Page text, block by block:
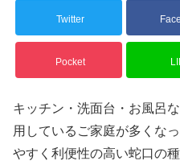
Twitter
Pocket
キッチン・洗面台・お風呂
用しているご家庭が多くな
やすく利便性の高い蛇口の